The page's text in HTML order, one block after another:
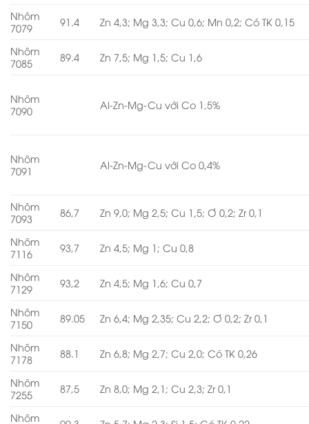
Nhôm
7079
91.4 Zn 4,3; Mg 3,3; Cu 0,6; Mn 0,2; Có TK 0,15
Nhôm
7085
89.4 Zn 7,5; Mg 1,5; Cu 1,6
Nhôm
7090
Al-Zn-Mg-Cu với Co 1,5%
Nhôm
7091
Al-Zn-Mg-Cu với Co 0,4%
Nhôm
7093
86,7 Zn 9,0; Mg 2,5; Cu 1,5; Ơ 0,2; Zr 0,1
Nhôm
7116
93,7 Zn 4,5; Mg 1; Cu 0,8
Nhôm
7129
93,2 Zn 4,5; Mg 1,6; Cu 0,7
Nhôm
7150
89.05 Zn 6,4; Mg 2,35; Cu 2,2; Ơ 0,2; Zr 0,1
Nhôm
7178
88.1 Zn 6,8; Mg 2,7; Cu 2,0; Có TK 0,26
Nhôm
7255
87,5 Zn 8,0; Mg 2,1; Cu 2,3; Zr 0,1
Nhôm